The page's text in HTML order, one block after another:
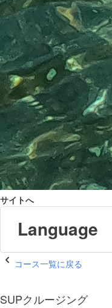
サイトへ
Language
コース一覧に戻る
SUPクルージング